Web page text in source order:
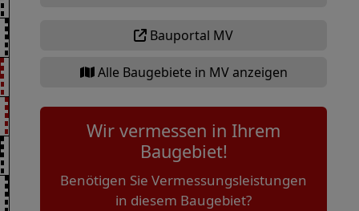
Bauportal MV
Alle Baugebiete in MV anzeigen
Wir vermessen in Ihrem
Baugebiet!
Benötigen Sie Vermessungsleistungen
in diesem Baugebiet?